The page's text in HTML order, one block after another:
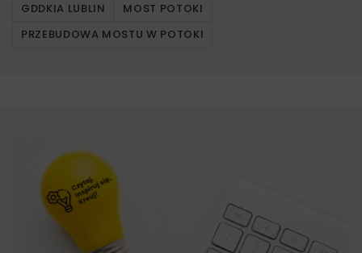
GDDKIA LUBLIN
MOST POTOKI
PRZEBUDOWA MOSTU W POTOKI